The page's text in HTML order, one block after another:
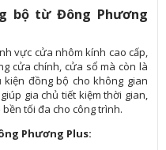
bộ từ Đông Phương
vực cửa nhôm kính cao cấp,
cửa chính, cửa sổ mà còn là
đồng bộ cho không gian
gia chủ tiết kiệm thời gian,
tối đa cho công trình.
Phương Plus: